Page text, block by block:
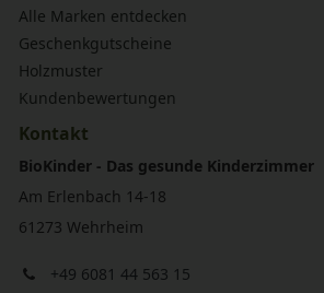
Alle Marken entdecken
Geschenkgutscheine
Holzmuster
Kundenbewertungen
Kontakt
BioKinder - Das gesunde Kinderzimmer
Am Erlenbach 14-18
61273 Wehrheim
+49 6081 44 563 15